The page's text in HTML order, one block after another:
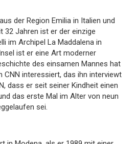
der Region Emilia in Italien und
32 Jahren ist er der einzige
im Archipel La Maddalena in
ist er eine Art moderner
des einsamen Mannes hat
CNN interessiert, das ihn interviewt
dass er seit seiner Kindheit einen
das erste Mal im Alter von neun
sei.